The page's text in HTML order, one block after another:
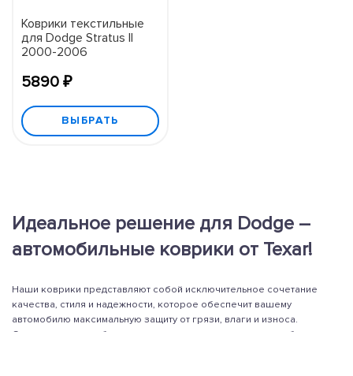
Коврики текстильные
для Dodge Stratus II
2000-2006
5890 ₽
ВЫБРАТЬ
Идеальное решение для Dodge –
автомобильные коврики от Texar!
Наши коврики представляют собой исключительное сочетание
качества, стиля и надежности, которое обеспечит вашему
автомобилю максимальную защиту от грязи, влаги и износа.
Специально разработанные под размеры вашего автомобиля, они